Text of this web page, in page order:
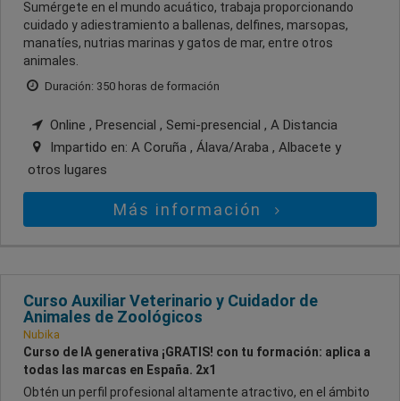
Sumérgete en el mundo acuático, trabaja proporcionando
cuidado y adiestramiento a ballenas, delfines, marsopas,
manatíes, nutrias marinas y gatos de mar, entre otros
animales.
Duración: 350 horas de formación
Online , Presencial , Semi-presencial , A Distancia
Impartido en: A Coruña , Álava/Araba , Albacete y
otros lugares
Más información
Curso Auxiliar Veterinario y Cuidador de
Animales de Zoológicos
Nubika
Curso de IA generativa ¡GRATIS! con tu formación: aplica a
todas las marcas en España. 2x1
Obtén un perfil profesional altamente atractivo, en el ámbito